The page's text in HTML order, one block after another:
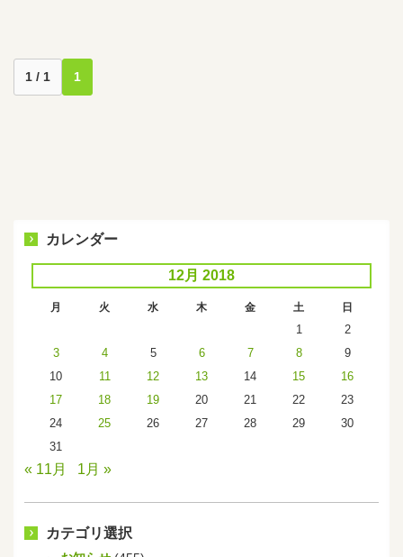
1 / 1 1
カレンダー
12月 2018
月 火 水 木 金 土 日
1
2
3
4 5 6 7 8
9
10
11 12 13 14 15
16
17
18 19 20 21 22
23
24
25 26 27 28 29
30
31
« 11月 1月 »
カテゴリ選択